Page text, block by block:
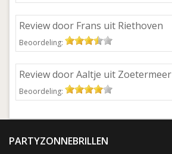
Review door Frans uit Riethoven
Beoordeling:
Review door Aaltje uit Zoetermeer
Beoordeling:
PARTYZONNEBRILLEN